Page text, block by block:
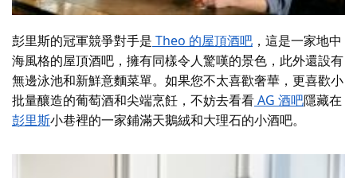
彭里斯的冠軍競爭對手是 Theo 的屋頂酒吧 ，這是一家地中
海風格的屋頂酒吧，擁有同樣令人驚嘆的景色，此外還設有
無邊泳池和新鮮意麵菜單。如果您不太喜歡奢華，更喜歡小
批量釀造的葡萄酒和尖端烹飪，不妨去看看AG 酒吧隱藏在
彭里斯小巷裡的一家鋪滿天鵝絨和大理石的小酒吧。